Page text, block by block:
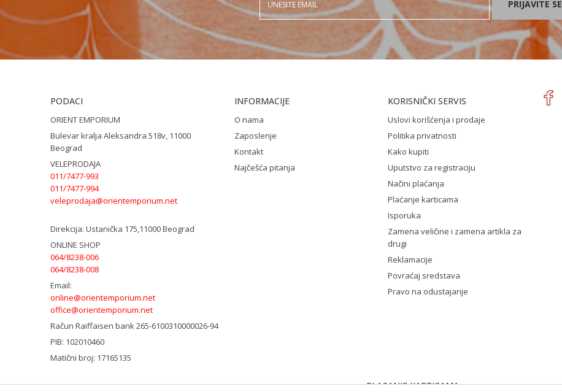
PRIJAVITE SE
PODACI
ORIENT EMPORIUM
Bulevar kralja Aleksandra 518v, 11000
Beograd
VELEPRODAJA
011/7477-993
011/7477-994
veleprodaja@orientemporium.net
Direkcija: Ustanička 175,11000 Beograd
ONLINE SHOP
064/8238-006
064/8238-008
Email:
online@orientemporium.net
office@orientemporium.net
Račun Raiffaisen bank 265-6100310000026-94
PIB: 102010460
Matični broj: 17165135
INFORMACIJE
O nama
Zaposlenje
Kontakt
Najčešća pitanja
KORISNIČKI SERVIS
Uslovi korišćenja i prodaje
Politika privatnosti
Kako kupiti
Uputstvo za registraciju
Načini plaćanja
Plaćanje karticama
Isporuka
Zamena veličine i zamena artikla za
drugi
Reklamacije
Povraćaj sredstava
Pravo na odustajanje
PLACANJE KARTICAMA